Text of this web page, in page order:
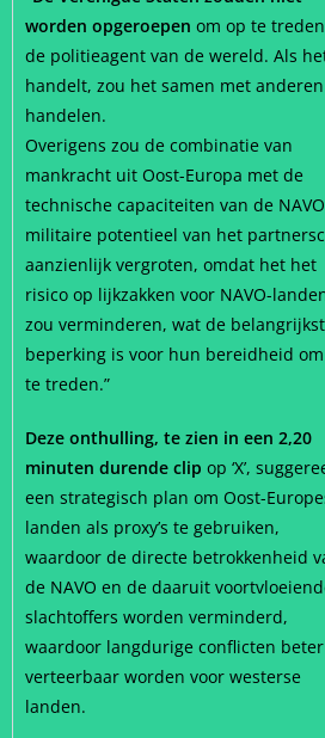
worden opgeroepen om op te
de politieagent van de wereld. Als
handelt, zou het samen met anderen
handelen.
Overigens zou de combinatie van
mankracht uit Oost-Europa met de
technische capaciteiten van de
militaire potentieel van het
aanzienlijk vergroten, omdat het het
risico op lijkzakken voor NAVO-
zou verminderen, wat de
beperking is voor hun bereidheid
te treden.”
Deze onthulling, te zien in een 2,20
minuten durende clip op ‘X’,
een strategisch plan om Oost-
landen als proxy’s te gebruiken,
waardoor de directe betrokkenheid
de NAVO en de daaruit
slachtoffers worden verminderd,
waardoor langdurige conflicten beter
verteerbaar worden voor westerse
landen.